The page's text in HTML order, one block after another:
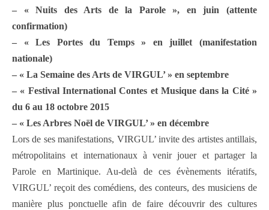
– « Nuits des Arts de la Parole », en juin (attente
confirmation)
– « Les Portes du Temps » en juillet (manifestation
nationale)
– « La Semaine des Arts de VIRGUL’ » en septembre
– « Festival International Contes et Musique dans la Cité »
du 6 au 18 octobre 2015
– « Les Arbres Noël de VIRGUL’ » en décembre
Lors de ses manifestations, VIRGUL’ invite des artistes antillais,
métropolitains et internationaux à venir jouer et partager la
Parole en Martinique. Au-delà de ces évènements itératifs,
VIRGUL’ reçoit des comédiens, des conteurs, des musiciens de
manière plus ponctuelle afin de faire découvrir des cultures